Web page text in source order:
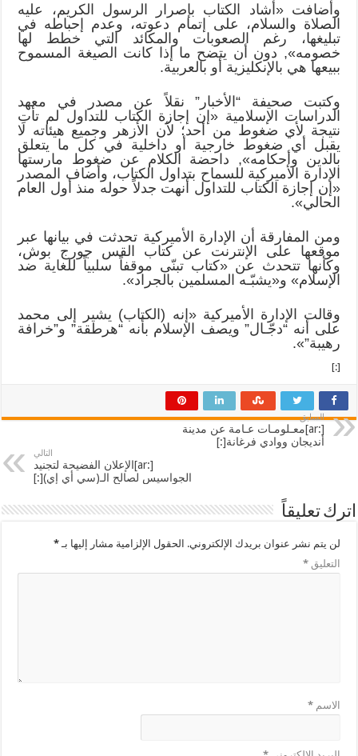
وأضافت «أشاد الكتاب بإصرار الرسول الكريم، عليه
الصلاة والسلام، على إتمام دعوته، وعدم إحباطه في
تبليغها، رغم الصعوبات والمكائد التي خطط لها
خصومه», دون أن يتضح ما إذا كانت الصيغة المسموح
ببيعها هي بالإنكليزية أو بالعربية.
وكتبت صحيفة “الأخبار” نقلاً عن مصدر في معهد
الدراسات الإسلامية «إن إجازة الكتاب للتداول لم تأتِ
نتيجة لأي ضغوط من أحد؛ لأن الأزهر وجميع هيئاته لا
يقبل أي ضغوط خارجية أو داخلية في كل ما يتعلق
بالدين وأحكامه», داحضة الكلام عن ضغوط مارستها
الإدارة الأميركية للسماح بتداول الكتاب، وأضاف المصدر
«إن إجازة الكتاب للتداول أنهت جدلاً حوله منذ أول العام
الحالي».
ومن المفارقة أن الإدارة الأميركية تحدثت في بيانها عبر
موقعها على الإنترنت عن كتاب القس جورج بوش،
وكأنها تتحدث عن «كتاب تبنّى موقفاً سلبياً للغاية ضد
الإسلام» و«يشبّـه المسلمين بالجراد».
وقالت الإدارة الأميركية «إنه (الكتاب) يشير إلى محمد
على أنه “دجّـال” ويصف الإسلام بأنه “هرطقة” و”خرافة
رهيبة”».
[:]
السابق
[:ar]معـلومـات عـامة عن مدينة
أنديجان ووادي فرغانة[:]
التالي
[:ar]الإعلان الفضيحة لتجنيد
الجواسيس لصالح الـ(سي أي إي)[:]
اترك تعليقاً
لن يتم نشر عنوان بريدك الإلكتروني. الحقول الإلزامية مشار إليها بـ*
التعليق*
الاسم*